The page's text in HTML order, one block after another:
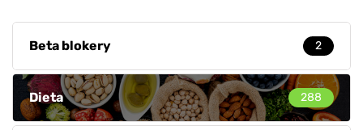
Beta blokery 2
Dieta 288